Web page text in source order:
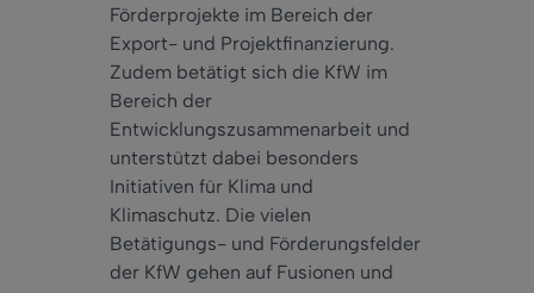
Förderprojekte im Bereich der
Export- und Projektfinanzierung.
Zudem betätigt sich die KfW im
Bereich der
Entwicklungszusammenarbeit und
unterstützt dabei besonders
Initiativen für Klima und
Klimaschutz. Die vielen
Betätigungs- und Förderungsfelder
der KfW gehen auf Fusionen und